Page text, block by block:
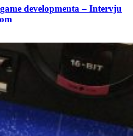
developmenta – Intervju